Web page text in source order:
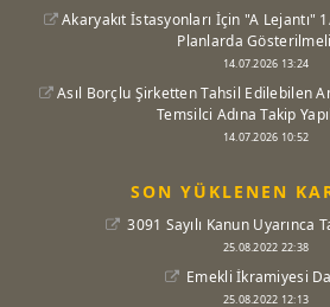
Akaryakıt İstasyonları İçin "A Lejantı"
Planlarda
14.07.2026 13:24
Asıl Borçlu Şirketten Tahsil Edilebilen
Temsilci Adına Takip
14.07.2026 10:52
SON YÜKLENEN
3091 Sayılı Kanun Uyarınca
25.08.2022 22:38
Emekli İkramiyesi
25.08.2022 12:13